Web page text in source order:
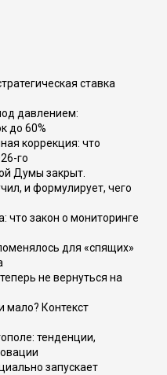
ставка
давлением:
до 60%
коррекция: что
го
Думы закрыт.
и формулирует, чего
что закон о мониторинге
для «спящих»
не вернуться на
мало? Контекст
тенденции,
запускает